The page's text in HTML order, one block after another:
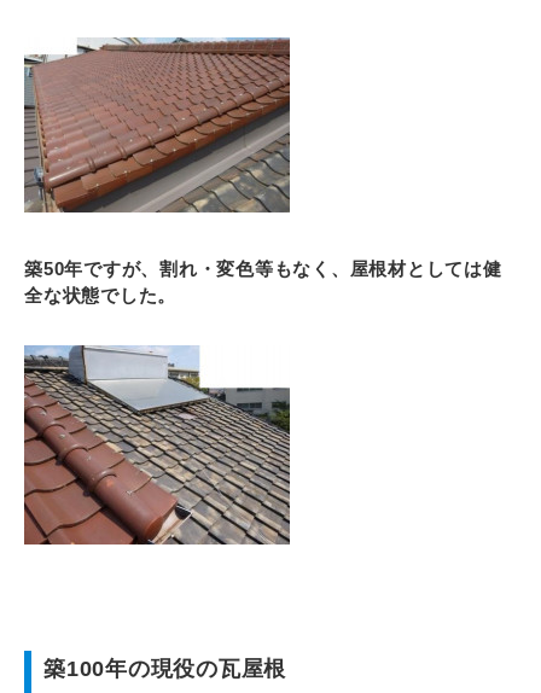
築50年ですが、割れ・変色等もなく、屋根材としては健
全な状態でした。
築100年の現役の瓦屋根